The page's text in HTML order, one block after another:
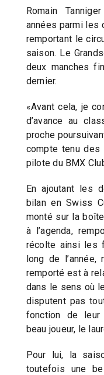
Romain
années parmi les
remportant le
saison. Le
deux manches
dernier.
«Avant cela, je
d’avance au
proche
compte tenu
pilote du BMX
En ajoutant les
bilan en Swiss
monté sur la
à l’agenda,
récolte ainsi les
long de
remporté est à
dans le sens où
disputent pas
fonction de leur
beau joueur, le
Pour lui, la
toutefois une